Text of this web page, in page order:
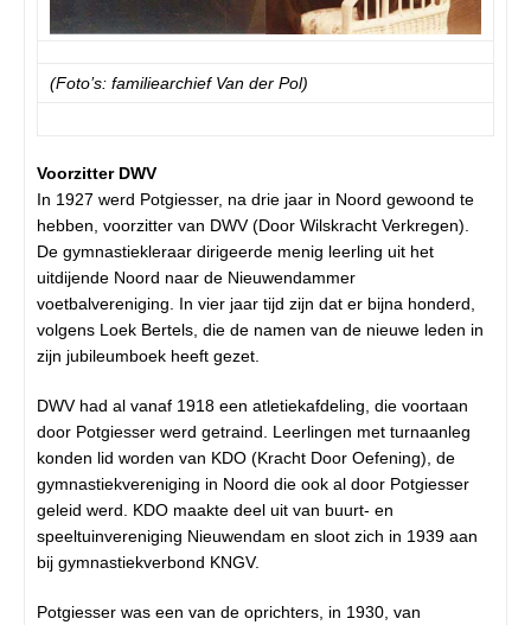
(Foto’s: familiearchief Van der Pol)
Voorzitter DWV
In 1927 werd Potgiesser, na drie jaar in Noord gewoond te
hebben, voorzitter van DWV (Door Wilskracht Verkregen).
De gymnastiekleraar dirigeerde menig leerling uit het
uitdijende Noord naar de Nieuwendammer
voetbalvereniging. In vier jaar tijd zijn dat er bijna honderd,
volgens Loek Bertels, die de namen van de nieuwe leden in
zijn jubileumboek heeft gezet.
DWV had al vanaf 1918 een atletiekafdeling, die voortaan
door Potgiesser werd getraind. Leerlingen met turnaanleg
konden lid worden van KDO (Kracht Door Oefening), de
gymnastiekvereniging in Noord die ook al door Potgiesser
geleid werd. KDO maakte deel uit van buurt- en
speeltuinvereniging Nieuwendam en sloot zich in 1939 aan
bij gymnastiekverbond KNGV.
Potgiesser was een van de oprichters, in 1930, van